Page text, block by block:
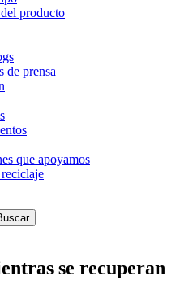
producto
de prensa
que apoyamos
se recuperan